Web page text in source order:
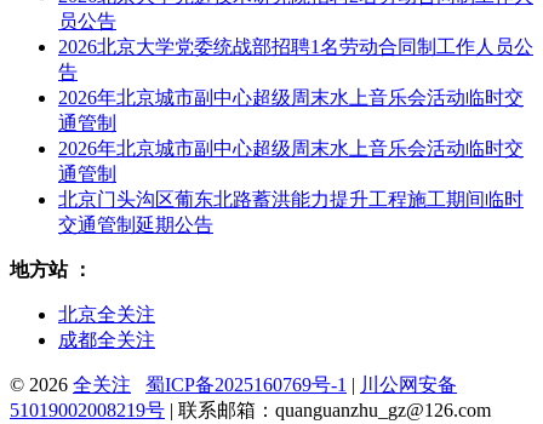
员公告
2026北京大学党委统战部招聘1名劳动合同制工作人员公
告
2026年北京城市副中心超级周末水上音乐会活动临时交
通管制
2026年北京城市副中心超级周末水上音乐会活动临时交
通管制
北京门头沟区葡东北路蓄洪能力提升工程施工期间临时
交通管制延期公告
地方站 ：
北京全关注
成都全关注
© 2026 全关注 蜀ICP备2025160769号-1 | 川公网安备
51019002008219号 | 联系邮箱：quanguanzhu_gz@126.com